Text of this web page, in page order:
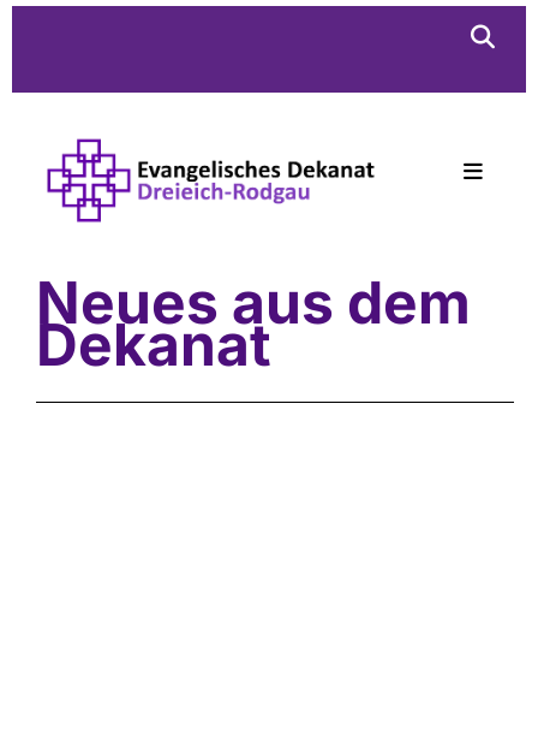
Neues aus dem
Dekanat